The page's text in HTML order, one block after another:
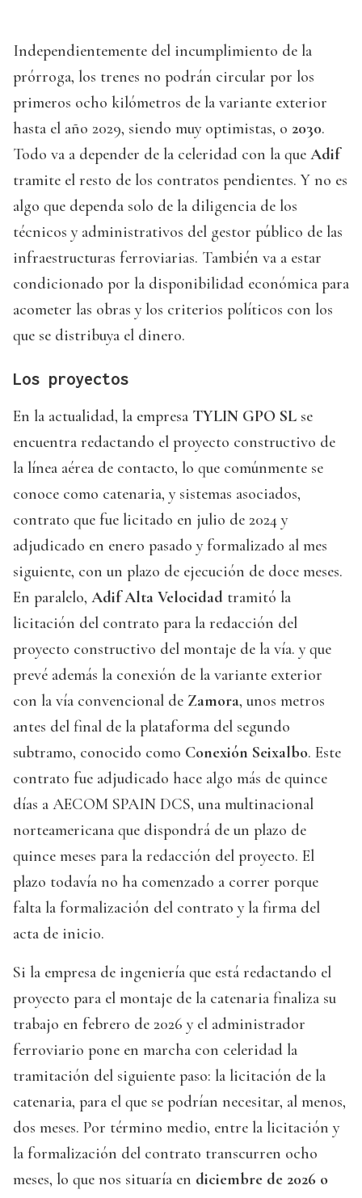
Independientemente del incumplimiento de la
prórroga, los trenes no podrán circular por los
primeros ocho kilómetros de la variante exterior
hasta el año 2029, siendo muy optimistas, o 2030.
Todo va a depender de la celeridad con la que Adif
tramite el resto de los contratos pendientes. Y no es
algo que dependa solo de la diligencia de los
técnicos y administrativos del gestor público de las
infraestructuras ferroviarias. También va a estar
condicionado por la disponibilidad económica para
acometer las obras y los criterios políticos con los
que se distribuya el dinero.
Los proyectos
En la actualidad, la empresa TYLIN GPO SL se
encuentra redactando el proyecto constructivo de
la línea aérea de contacto, lo que comúnmente se
conoce como catenaria, y sistemas asociados,
contrato que fue licitado en julio de 2024 y
adjudicado en enero pasado y formalizado al mes
siguiente, con un plazo de ejecución de doce meses.
En paralelo, Adif Alta Velocidad tramitó la
licitación del contrato para la redacción del
proyecto constructivo del montaje de la vía. y que
prevé además la conexión de la variante exterior
con la vía convencional de Zamora, unos metros
antes del final de la plataforma del segundo
subtramo, conocido como Conexión Seixalbo. Este
contrato fue adjudicado hace algo más de quince
días a AECOM SPAIN DCS, una multinacional
norteamericana que dispondrá de un plazo de
quince meses para la redacción del proyecto. El
plazo todavía no ha comenzado a correr porque
falta la formalización del contrato y la firma del
acta de inicio.
Si la empresa de ingeniería que está redactando el
proyecto para el montaje de la catenaria finaliza su
trabajo en febrero de 2026 y el administrador
ferroviario pone en marcha con celeridad la
tramitación del siguiente paso: la licitación de la
catenaria, para el que se podrían necesitar, al menos,
dos meses. Por término medio, entre la licitación y
la formalización del contrato transcurren ocho
meses, lo que nos situaría en diciembre de 2026 o